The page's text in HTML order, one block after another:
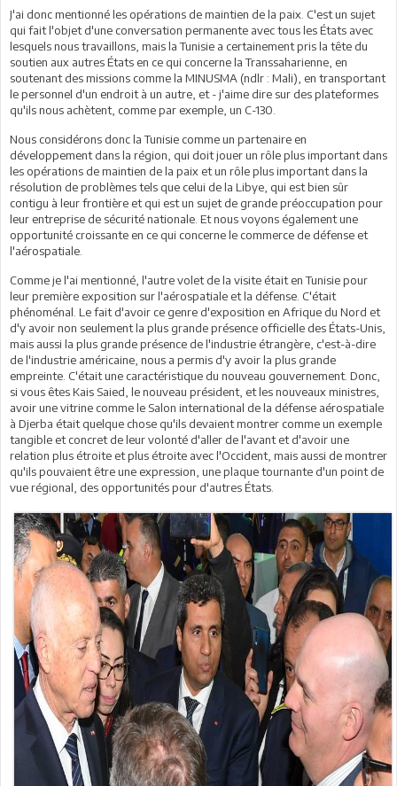
J'ai donc mentionné les opérations de maintien de la paix. C'est un sujet
qui fait l'objet d'une conversation permanente avec tous les États avec
lesquels nous travaillons, mais la Tunisie a certainement pris la tête du
soutien aux autres États en ce qui concerne la Transsaharienne, en
soutenant des missions comme la MINUSMA (ndlr : Mali), en transportant
le personnel d'un endroit à un autre, et - j'aime dire sur des plateformes
qu'ils nous achètent, comme par exemple, un C-130.
Nous considérons donc la Tunisie comme un partenaire en
développement dans la région, qui doit jouer un rôle plus important dans
les opérations de maintien de la paix et un rôle plus important dans la
résolution de problèmes tels que celui de la Libye, qui est bien sûr
contigu à leur frontière et qui est un sujet de grande préoccupation pour
leur entreprise de sécurité nationale. Et nous voyons également une
opportunité croissante en ce qui concerne le commerce de défense et
l'aérospatiale.
Comme je l'ai mentionné, l'autre volet de la visite était en Tunisie pour
leur première exposition sur l'aérospatiale et la défense. C'était
phénoménal. Le fait d'avoir ce genre d'exposition en Afrique du Nord et
d'y avoir non seulement la plus grande présence officielle des États-Unis,
mais aussi la plus grande présence de l'industrie étrangère, c'est-à-dire
de l'industrie américaine, nous a permis d'y avoir la plus grande
empreinte. C'était une caractéristique du nouveau gouvernement. Donc,
si vous êtes Kais Saied, le nouveau président, et les nouveaux ministres,
avoir une vitrine comme le Salon international de la défense aérospatiale
à Djerba était quelque chose qu'ils devaient montrer comme un exemple
tangible et concret de leur volonté d'aller de l'avant et d'avoir une
relation plus étroite et plus étroite avec l'Occident, mais aussi de montrer
qu'ils pouvaient être une expression, une plaque tournante d'un point de
vue régional, des opportunités pour d'autres États.